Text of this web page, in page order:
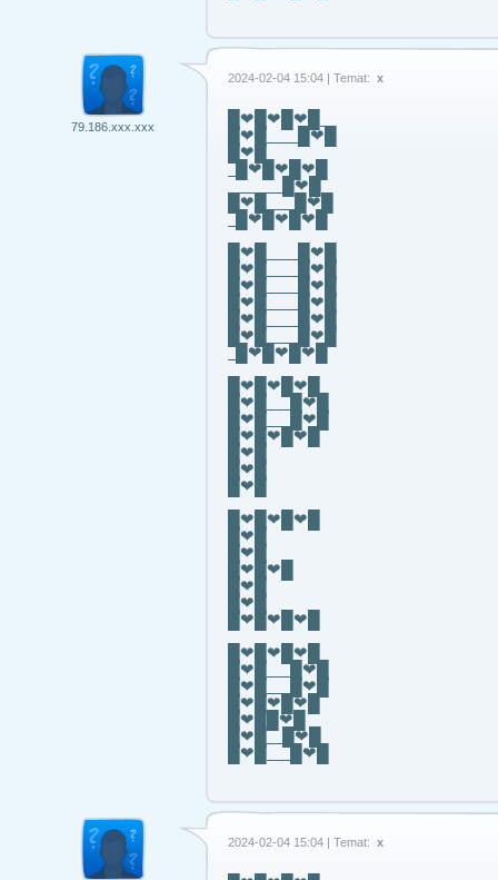
79.186.xxx.xxx
2024-02-04 15:04 | Temat: x
█❤█❤█❤█_
█❤█____█❤█
█❤█
_█❤█❤█❤█
_______█❤█
█❤█___ █❤█
_█❤█❤█❤█
█❤█____█❤█
█❤█____█❤█
█❤█____█❤█
█❤█____█❤█
█❤█____█❤█
█❤█____█❤█
_█❤█❤█❤█
█❤█❤█❤█
█❤█___█❤█
█❤█___█❤█
█❤█❤█❤█
█❤█
█❤█
█❤█
█❤█❤█❤█
█❤█
█❤█
█❤█❤█
█❤█
█❤█
█❤█❤█❤█
█❤█❤█❤█
█❤█___█❤█
█❤█___█❤█
█❤█❤█❤█
█❤██❤█
█❤█__█❤█
█❤█___█❤█
2024-02-04 15:04 | Temat: x